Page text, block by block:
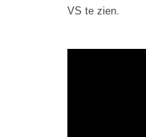
VS te zien.